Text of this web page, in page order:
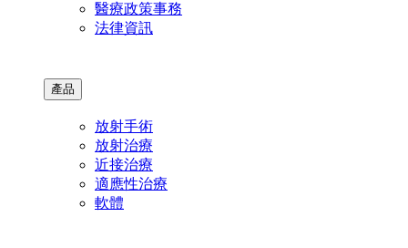
醫療政策事務
法律資訊
產品
放射手術
放射治療
近接治療
適應性治療
軟體